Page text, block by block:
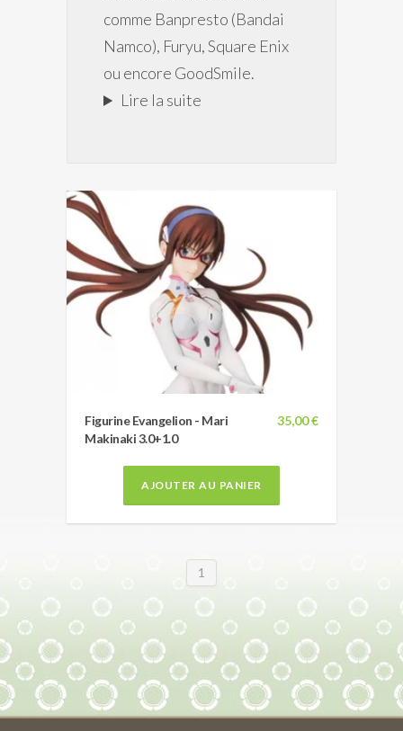
comme Banpresto (Bandai
Namco), Furyu, Square Enix
ou encore GoodSmile.
Lire la suite
35,00 €
Figurine Evangelion - Mari
Makinaki 3.0+1.0
AJOUTER AU PANIER
1